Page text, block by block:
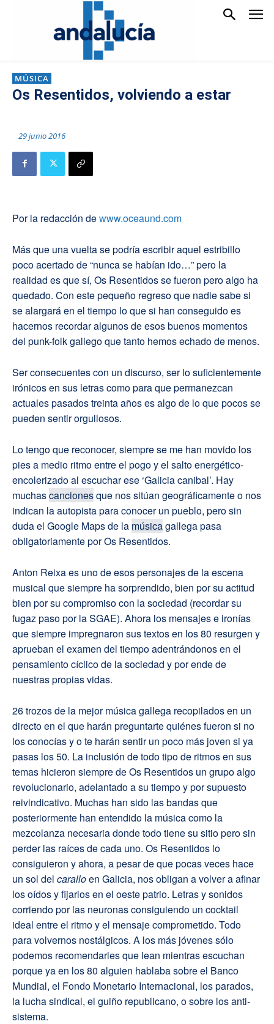
MÚSICA
Os Resentidos, volviendo a estar
29 junio 2016
Por la redacción dewww.oceaund.com
Más que una vuelta se podría escribir aquel estribillo
poco acertado de “nunca se habían ido…” pero la
realidad es que sí, Os Resentidos se fueron pero algo ha
quedado. Con este pequeño regreso que nadie sabe si
se alargará en el tiempo lo que si han conseguido es
hacernos recordar algunos de esos buenos momentos
del punk-folk gallego que tanto hemos echado de menos.
Ser consecuentes con un discurso, ser lo suficientemente
irónicos en sus letras como para que permanezcan
actuales pasados treinta años es algo de lo que pocos se
pueden sentir orgullosos.
Lo tengo que reconocer, siempre se me han movido los
pies a medio ritmo entre el pogo y el salto energético-
encolerizado al escuchar ese ‘Galicia canibal’. Hay
muchascancionesque nos sitúan geográficamente o nos
indican la autopista para conocer un pueblo, pero sin
duda el Google Maps de la músicagallega pasa
obligatoriamente por Os Resentidos.
Anton Reixa es uno de esos personajes de la escena
musical que siempre ha sorprendido, bien por su actitud
bien por su compromiso con la sociedad (recordar su
fugaz paso por la SGAE). Ahora los mensajes e ironías
que siempre impregnaron sus textos en los 80 resurgen y
aprueban el examen del tiempo adentrándonos en el
pensamiento cíclico de la sociedad y por ende de
nuestras propias vidas.
26 trozos de la mejor música gallega recopilados en un
directo en el que harán preguntarte quiénes fueron si no
los conocías y o te harán sentir un poco más joven si ya
pasas los 50. La inclusión de todo tipo de ritmos en sus
temas hicieron siempre de Os Resentidos un grupo algo
revolucionario, adelantado a su tiempo y por supuesto
reivindicativo. Muchas han sido las bandas que
posteriormente han entendido la música como la
mezcolanza necesaria donde todo tiene su sitio pero sin
perder las raíces de cada uno. Os Resentidos lo
consiguieron y ahora, a pesar de que pocas veces hace
un sol del caralloen Galicia, nos obligan a volver a afinar
los oídos y fijarlos en el oeste patrio. Letras y sonidos
corriendo por las neuronas consiguiendo un cocktail
ideal entre el ritmo y el mensaje comprometido. Todo
para volvernos nostálgicos. A los más jóvenes sólo
podemos recomendarles que lean mientras escuchan
porque ya en los 80 alguien hablaba sobre el Banco
Mundial, el Fondo Monetario Internacional, los parados,
la lucha sindical, el guiño republicano, o sobre los anti-
sistema.